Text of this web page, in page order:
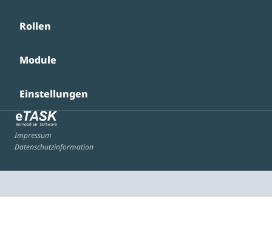
Rollen
Module
Einstellungen
Impressum
Datenschutzinformation